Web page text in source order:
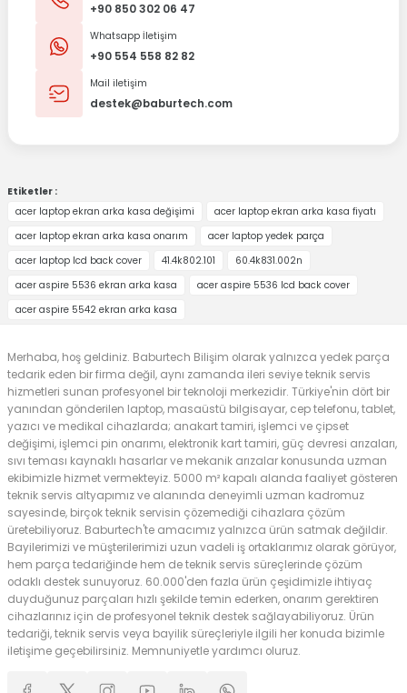
+90 850 302 06 47
Whatsapp İletişim
+90 554 558 82 82
Mail iletişim
destek@baburtech.com
Etiketler :
acer laptop ekran arka kasa değişimi
acer laptop ekran arka kasa fiyatı
acer laptop ekran arka kasa onarım
acer laptop yedek parça
acer laptop lcd back cover
41.4k802.101
60.4k831.002n
acer aspire 5536 ekran arka kasa
acer aspire 5536 lcd back cover
acer aspire 5542 ekran arka kasa
Merhaba, hoş geldiniz. Baburtech Bilişim olarak yalnızca yedek parça
tedarik eden bir firma değil, aynı zamanda ileri seviye teknik servis
hizmetleri sunan profesyonel bir teknoloji merkezidir. Türkiye'nin dört bir
yanından gönderilen laptop, masaüstü bilgisayar, cep telefonu, tablet,
yazıcı ve medikal cihazlarda; anakart tamiri, işlemci ve çipset
değişimi, işlemci pin onarımı, elektronik kart tamiri, güç devresi arızaları,
sıvı teması kaynaklı hasarlar ve mekanik arızalar konusunda uzman
ekibimizle hizmet vermekteyiz. 5000 m² kapalı alanda faaliyet gösteren
teknik servis altyapımız ve alanında deneyimli uzman kadromuz
sayesinde, birçok teknik servisin çözemediği cihazlara çözüm
üretebiliyoruz. Baburtech'te amacımız yalnızca ürün satmak değildir.
Bayilerimizi ve müşterilerimizi uzun vadeli iş ortaklarımız olarak görüyor,
hem parça tedariğinde hem de teknik servis süreçlerinde çözüm
odaklı destek sunuyoruz. 60.000'den fazla ürün çeşidimizle ihtiyaç
duyduğunuz parçaları hızlı şekilde temin ederken, onarım gerektiren
cihazlarınız için de profesyonel teknik destek sağlayabiliyoruz. Ürün
tedariği, teknik servis veya bayilik süreçleriyle ilgili her konuda bizimle
iletişime geçebilirsiniz. Memnuniyetle yardımcı oluruz.